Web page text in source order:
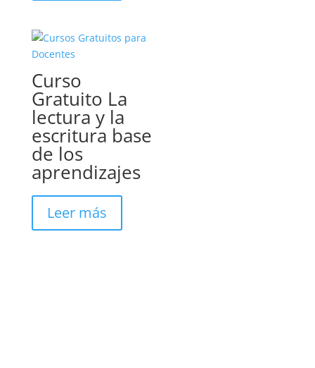
Curso
Gratuito La
lectura y la
escritura base
de los
aprendizajes
Leer más